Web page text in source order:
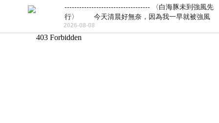
----------------------------------- 〈白海豚未到強風先
行〉 今天清晨好無奈，因為我一早就被強風
2026-08-08